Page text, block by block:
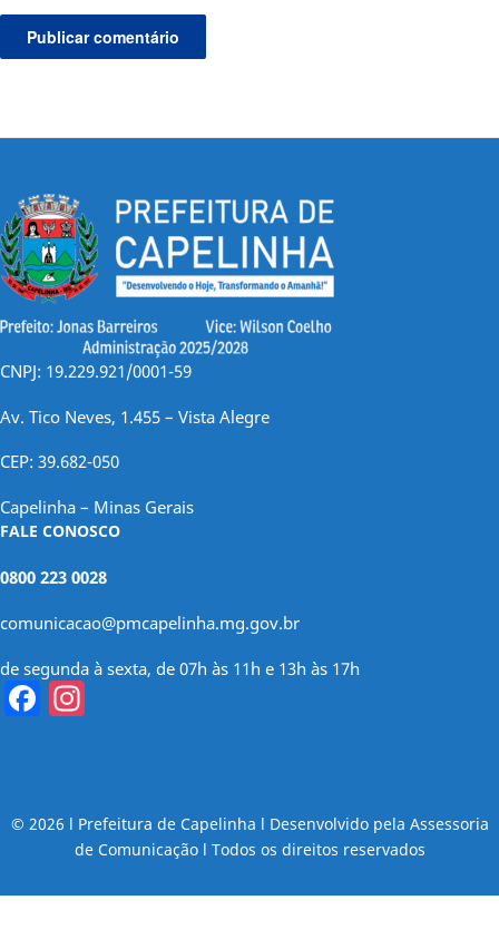
CNPJ: 19.229.921/0001-59
Av. Tico Neves, 1.455 – Vista Alegre
CEP: 39.682-050
Capelinha – Minas Gerais
FALE CONOSCO
0800 223 0028
comunicacao@pmcapelinha.mg.gov.br
de segunda à sexta, de 07h às 11h e 13h às 17h
Facebook
© 2026 l Prefeitura de Capelinha l Desenvolvido pela Assessoria
de Comunicação l Todos os direitos reservados